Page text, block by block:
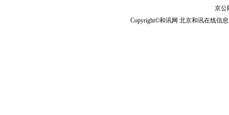
京公
Copyright©和讯网 北京和讯在线信